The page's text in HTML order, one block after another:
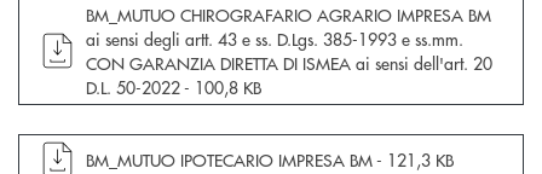
apre documento in una nuova finestra
BM_MUTUO CHIROGRAFARIO AGRARIO IMPRESA BM
ai sensi degli artt. 43 e ss. D.Lgs. 385-1993 e ss.mm.
CON GARANZIA DIRETTA DI ISMEA ai sensi dell'art. 20
D.L. 50-2022 - 100,8 KB
apre documento in una nuova finestra
BM_MUTUO IPOTECARIO IMPRESA BM - 121,3 KB